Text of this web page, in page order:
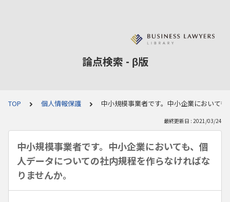
論点検索 - β版
TOP 個人情報保護 中小規模事業者です。中小企業において
最終更新日 : 2021/03/24
中小規模事業者です。中小企業においても、個
人データについての社内規程を作らなければな
りませんか。